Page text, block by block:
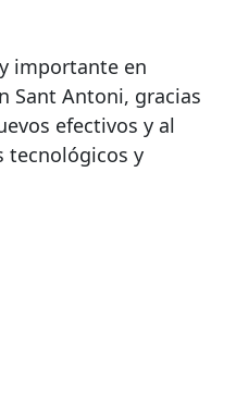
importante en
Sant Antoni, gracias
efectivos y al
tecnológicos y